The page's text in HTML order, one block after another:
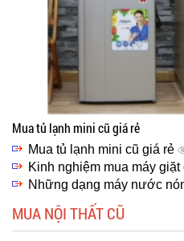
Mua tủ lạnh mini cũ giá rẻ
Mua tủ lạnh mini cũ giá rẻ
Kinh nghiệm mua máy
Những dạng máy nước
MUA NỘI THẤT CŨ